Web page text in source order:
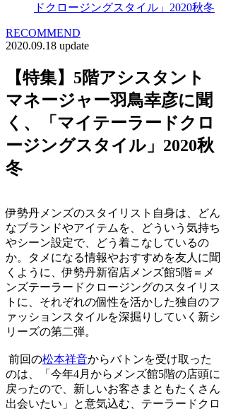
ドクロージングスタイル」2020秋冬
RECOMMEND
2020.09.18 update
【特集】5階アシスタント
マネージャー羽鳥幸彦に聞
く、「マイテーラードクロ
ージングスタイル」2020秋
冬
伊勢丹メンズのスタイリスト自身は、どん
なブランドやアイテムを、どういう気持ち
やシーン設定で、どう着こなしているの
か。タメになる情報やおすすめを友人に聞
くように、伊勢丹新宿店メンズ館5階＝メ
ンズテーラードクロージングのスタイリス
トに、それぞれの個性を活かした独自のフ
ァッションスタイルを深掘りしていく新シ
リーズの第二弾。
前回の松本祥音からバトンを受け取った
のは、「今年4月からメンズ館5階の店頭に
戻ったので、新しいお客さまともたくさん
出会いたい」と意気込む、テーラードクロ